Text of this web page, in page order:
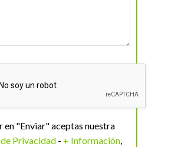
en "Enviar" aceptas nuestra
Privacidad - + Información,